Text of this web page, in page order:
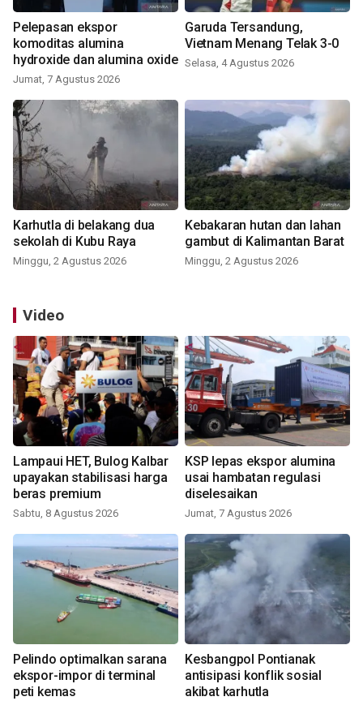
Pelepasan ekspor
komoditas alumina
hydroxide dan alumina oxide
Jumat, 7 Agustus 2026
Garuda Tersandung,
Vietnam Menang Telak 3-0
Selasa, 4 Agustus 2026
Karhutla di belakang dua
sekolah di Kubu Raya
Minggu, 2 Agustus 2026
Kebakaran hutan dan lahan
gambut di Kalimantan Barat
Minggu, 2 Agustus 2026
Video
Lampaui HET, Bulog Kalbar
upayakan stabilisasi harga
beras premium
Sabtu, 8 Agustus 2026
KSP lepas ekspor alumina
usai hambatan regulasi
diselesaikan
Jumat, 7 Agustus 2026
Pelindo optimalkan sarana
ekspor-impor di terminal
peti kemas
Kesbangpol Pontianak
antisipasi konflik sosial
akibat karhutla